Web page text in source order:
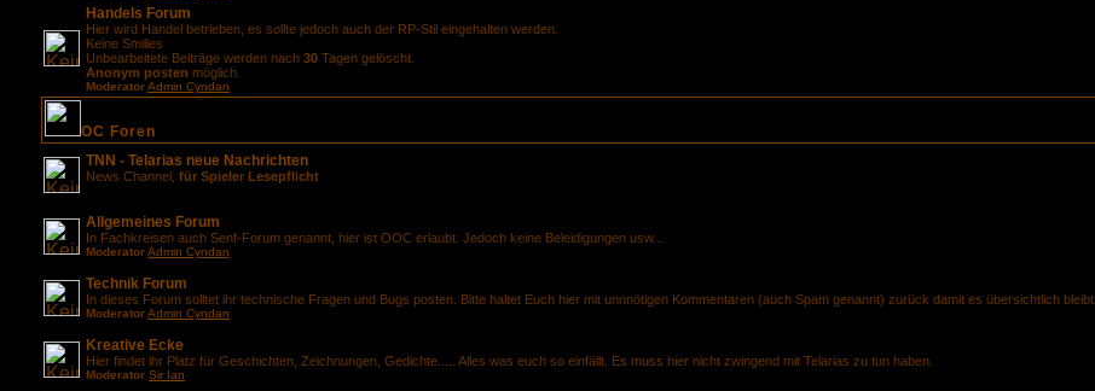
Handels Forum
Hier wird Handel betrieben, es sollte jedoch auch der RP-Stil eingehalten werden.
Keine Smilies
Unbearbeitete Beiträge werden nach 30 Tagen gelöscht.
Anonym posten möglich.
ModeratorAdmin Cyndan
OC Foren
TNN - Telarias neue Nachrichten
News Channel, für Spieler Lesepflicht
Allgemeines Forum
In Fachkreisen auch Senf-Forum genannt, hier ist OOC erlaubt. Jedoch keine Beleidigungen usw...
ModeratorAdmin Cyndan
Technik Forum
In dieses Forum solltet ihr technische Fragen und Bugs posten. Bitte haltet Euch hier mit unnnötigen Kommentaren (auch Spam genannt) zurück damit es übersichtlich bleibt.
ModeratorAdmin Cyndan
Kreative Ecke
Hier findet ihr Platz für Geschichten, Zeichnungen, Gedichte..... Alles was euch so einfällt. Es muss hier nicht zwingend mit Telarias zu tun haben.
Moderator Sir Ian